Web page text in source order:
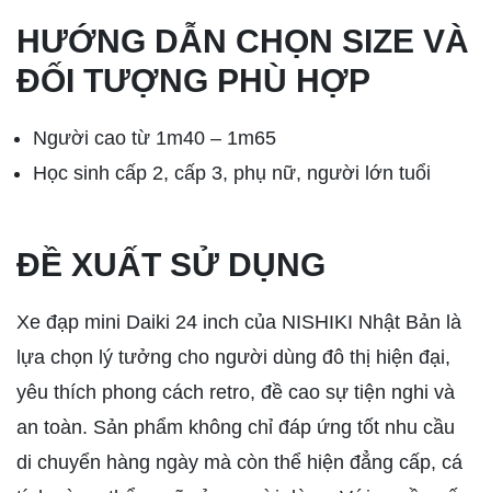
HƯỚNG DẪN CHỌN SIZE VÀ
ĐỐI TƯỢNG PHÙ HỢP
Người cao từ 1m40 – 1m65
Học sinh cấp 2, cấp 3, phụ nữ, người lớn tuổi
ĐỀ XUẤT SỬ DỤNG
Xe đạp mini Daiki 24 inch của NISHIKI Nhật Bản là
lựa chọn lý tưởng cho người dùng đô thị hiện đại,
yêu thích phong cách retro, đề cao sự tiện nghi và
an toàn. Sản phẩm không chỉ đáp ứng tốt nhu cầu
di chuyển hàng ngày mà còn thể hiện đẳng cấp, cá